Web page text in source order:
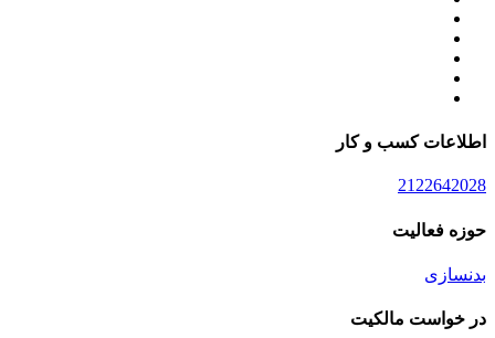
اطلاعات کسب و کار
2122642028
حوزه فعالیت
بدنسازی
در خواست مالکیت